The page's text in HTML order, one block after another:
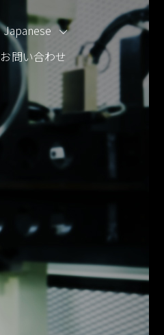
Japanese
お問い合わせ